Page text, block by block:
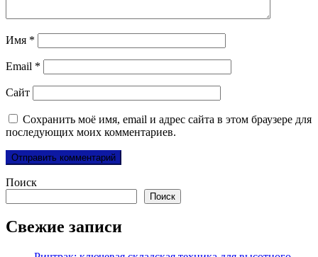
Имя *
Email *
Сайт
Сохранить моё имя, email и адрес сайта в этом браузере для
последующих моих комментариев.
Поиск
Поиск
Свежие записи